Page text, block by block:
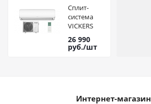
Сплит-
система
VICKERS
VCI-09HE
inverter
26 990
руб./шт
Интернет-магазин